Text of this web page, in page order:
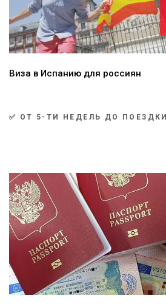
Виза в Испанию для россиян
✅ ОТ 5-ТИ НЕДЕЛЬ ДО ПОЕЗДКИ